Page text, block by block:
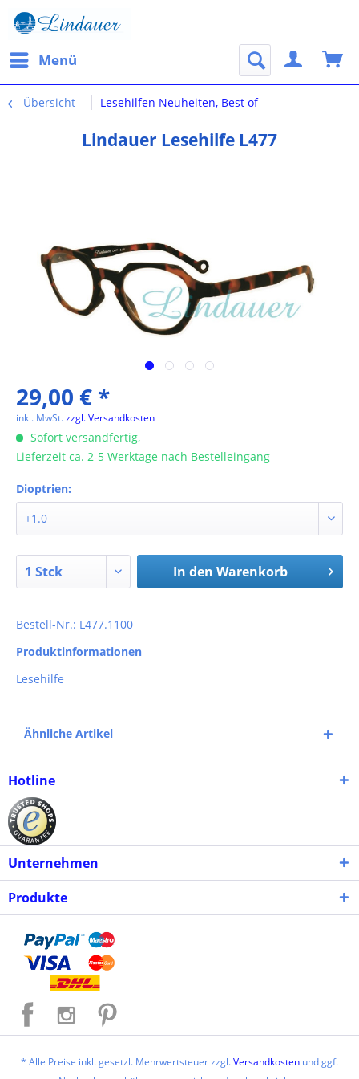
Menü
Übersicht Lesehilfen Neuheiten, Best of
Lindauer Lesehilfe L477
29,00 € *
inkl. MwSt.zzgl. Versandkosten
Sofort versandfertig,
Lieferzeit ca. 2-5 Werktage nach Bestelleingang
Dioptrien:
In den Warenkorb
Bestell-Nr.: L477.1100
Produktinformationen
Lesehilfe
Ähnliche Artikel
Hotline
Unternehmen
Produkte
* Alle Preise inkl. gesetzl. Mehrwertsteuer zzgl.Versandkosten und ggf.